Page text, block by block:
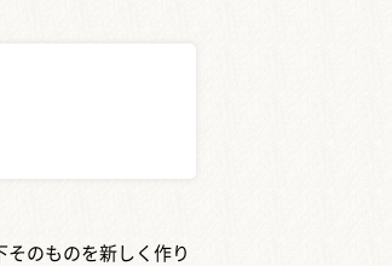
のものを新しく作り